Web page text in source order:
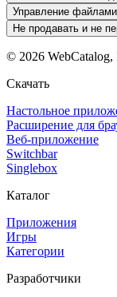
Управление
Не продавать и не
© 2026 WebCatalog,
Скачать
Настольное
Расширение для
Веб-приложение
Switchbar
Singlebox
Каталог
Приложения
Игры
Категории
Разработчики